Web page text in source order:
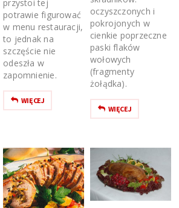
przystoi tej
potrawie figurować
w menu restauracji,
to jednak na
szczęście nie
odeszła w
zapomnienie.
WIĘCEJ
oczyszczonych i
pokrojonych w
cienkie poprzeczne
paski flaków
wołowych
(fragmenty
żołądka).
WIĘCEJ